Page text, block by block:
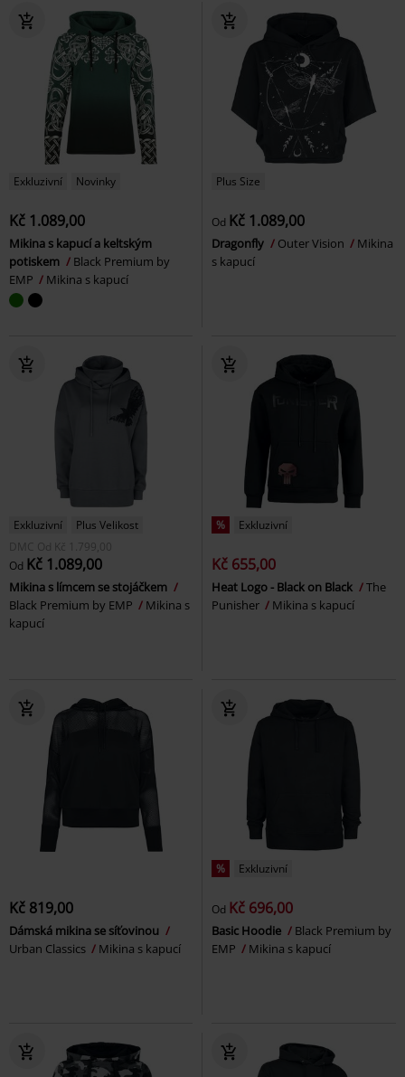
Exkluzivní Novinky
Kč 1.089,00
Mikina s kapucí a keltským
potiskem
Black Premium by
EMP
Mikina s kapucí
Plus Size
Od Kč 1.089,00
Dragonfly Outer Vision
Mikina
s kapucí
Exkluzivní
Plus Velikost
DMC Od Kč 1.799,00
Od Kč 1.089,00
Mikina s límcem se stojáčkem
Black Premium by EMP
Mikina s
kapucí
% Exkluzivní
Kč 655,00
Heat Logo - Black on Black
The
Punisher
Mikina s kapucí
Kč 819,00
Dámská mikina se síťovinou
Urban Classics
Mikina s kapucí
% Exkluzivní
Od Kč 696,00
Basic Hoodie
Black Premium by
EMP
Mikina s kapucí